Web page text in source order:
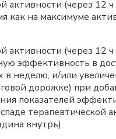
активности (через 12
как на максимуме
активности (через 12
эффективность в
неделю, и/или
дорожке) при
показателей
внутрь).